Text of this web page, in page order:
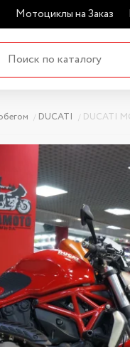
Мотоциклы на Заказ
DUCATI DUCATI